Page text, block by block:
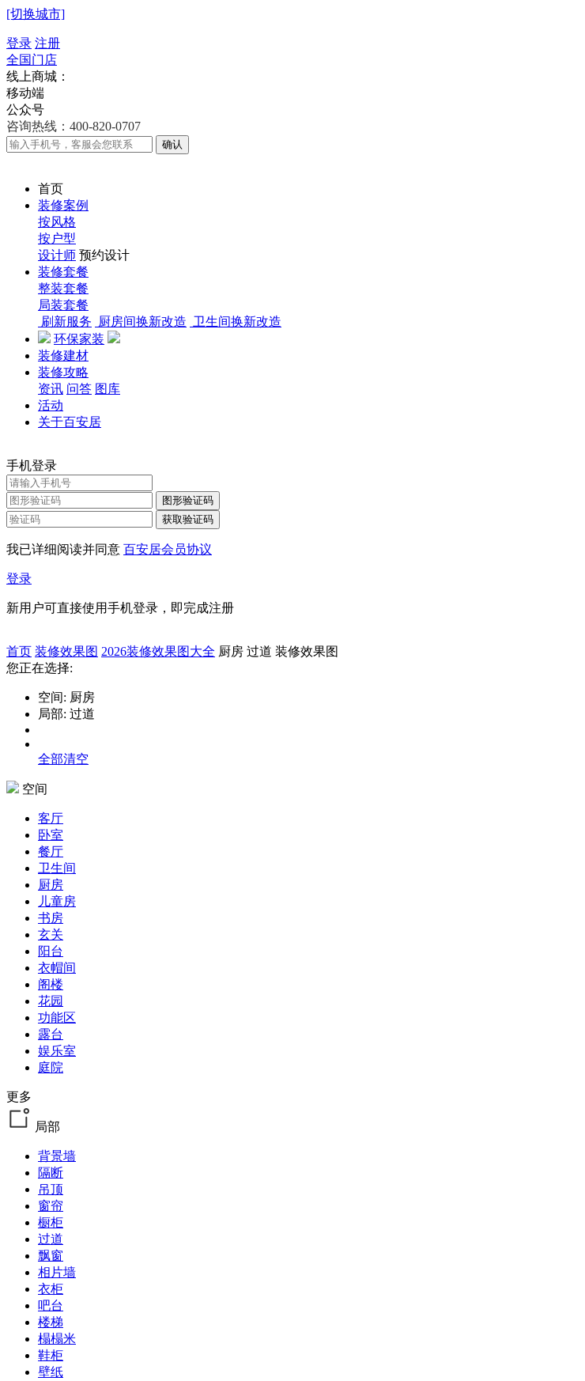
[切换城市]
登录 注册
全国门店
线上商城：
移动端
公众号
咨询热线：400-820-0707
确认
首页
装修案例
按风格
按户型
设计师 预约设计
装修套餐
整装套餐
局装套餐
刷新服务
厨房间换新改造 卫生间换新改造
环保家装
装修建材
装修攻略
资讯 问答 图库
活动
关于百安居
手机登录
图形验证码
获取验证码
我已详细阅读并同意 百安居会员协议
登录
新用户可直接使用手机登录，即完成注册
首页 装修效果图 2026装修效果图大全 厨房 过道 装修效果图
您正在选择:
空间: 厨房
局部: 过道
全部清空
空间
客厅
卧室
餐厅
卫生间
厨房
儿童房
书房
玄关
阳台
衣帽间
阁楼
花园
功能区
露台
娱乐室
庭院
更多
局部
背景墙
隔断
吊顶
窗帘
橱柜
过道
飘窗
相片墙
衣柜
吧台
楼梯
榻榻米
鞋柜
壁纸